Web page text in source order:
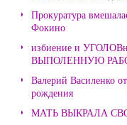
Прокуратура
Фокино
избиение и
ВЫПОЛЕННУЮ
Валерий Василенко
рождения
МАТЬ ВЫКРАЛА